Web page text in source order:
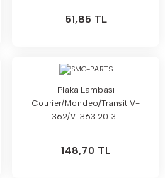
51,85 TL
Plaka Lambası
Courier/Mondeo/Transit V-
362/V-363 2013-
148,70 TL